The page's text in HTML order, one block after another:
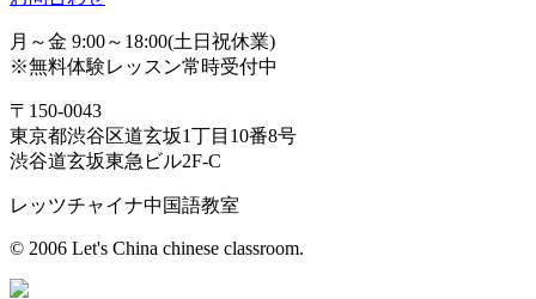
月～金 9:00～18:00(土日祝休業)
※無料体験レッスン常時受付中
〒150-0043
東京都渋谷区道玄坂1丁目10番8号
渋谷道玄坂東急ビル2F-C
レッツチャイナ中国語教室
© 2006 Let's China chinese classroom.